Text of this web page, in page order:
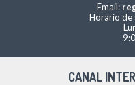
Email:
Horario de
CANAL